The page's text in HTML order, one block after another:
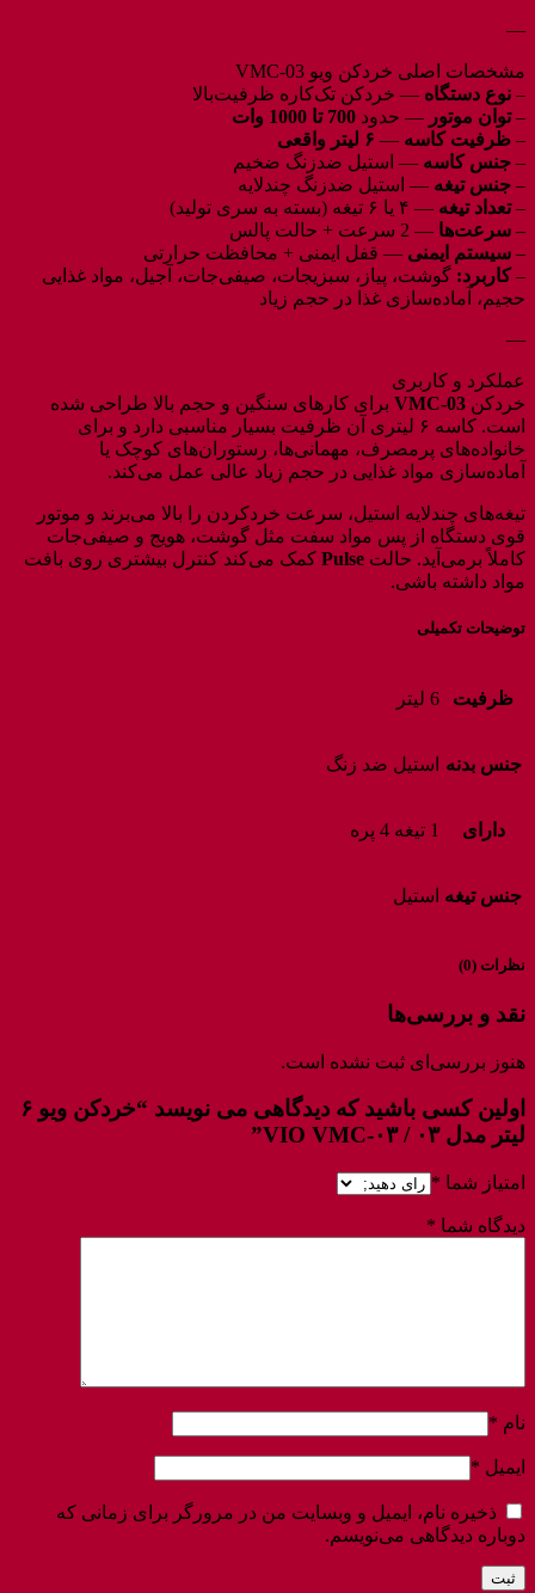
—
مشخصات اصلی خردکن ویو VMC‑03
– نوع دستگاه — خردکن تک‌کاره ظرفیت‌بالا
–توان موتور — حدود 700 تا 1000 وات
– ظرفیت کاسه — ۶ لیتر واقعی
– جنس کاسه — استیل ضدزنگ ضخیم
– جنس تیغه — استیل ضدزنگ چندلایه
–تعداد تیغه — ۴ یا ۶ تیغه (بسته به سری تولید)
– سرعت‌ها — 2 سرعت + حالت پالس
– سیستم ایمنی — قفل ایمنی + محافظت حرارتی
–کاربرد: گوشت، پیاز، سبزیجات، صیفی‌جات، آجیل، مواد غذایی
حجیم، آماده‌سازی غذا در حجم زیاد
—
عملکرد و کاربری
خردکن VMC‑03 برای کارهای سنگین و حجم بالا طراحی شده
است. کاسه ۶ لیتری آن ظرفیت بسیار مناسبی دارد و برای
خانواده‌های پرمصرف، مهمانی‌ها، رستوران‌های کوچک یا
آماده‌سازی مواد غذایی در حجم زیاد عالی عمل می‌کند.
تیغه‌های چندلایه استیل، سرعت خردکردن را بالا می‌برند و موتور
قوی دستگاه از پس مواد سفت مثل گوشت، هویج و صیفی‌جات
کاملاً برمی‌آید. حالت Pulse کمک می‌کند کنترل بیشتری روی بافت
مواد داشته باشی.
توضیحات تکمیلی
ظرفیت 6 لیتر
جنس بدنه استیل ضد زنگ
دارای 1 تیغه 4 پره
جنس تیغه استیل
نظرات (0)
نقد و بررسی‌ها
هنوز بررسی‌ای ثبت نشده است.
اولین کسی باشید که دیدگاهی می نویسد “خردکن ویو ۶
لیتر مدل ۰۳ / VIO VMC-۰۳”
امتیاز شما *
دیدگاه شما *
نام *
ایمیل *
ذخیره نام، ایمیل و وبسایت من در مرورگر برای زمانی که
دوباره دیدگاهی می‌نویسم.